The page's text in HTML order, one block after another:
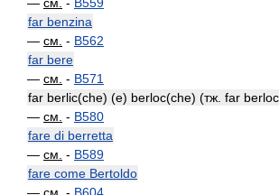
far benzina
— см. - B562
far bere
— см. - B571
far berlic(che) (e) berloc(che) (тж. far
— см. - B580
fare di berretta
— см. - B589
fare come Bertoldo